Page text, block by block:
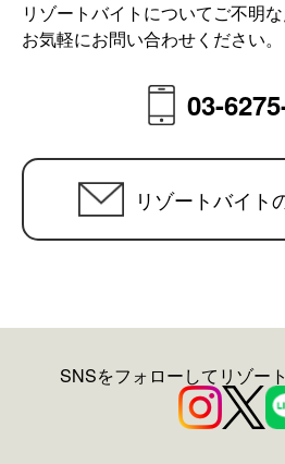
リゾートバイトについてご不明
お気軽にお問い合わせください。
03-
リゾートバイト
SNSをフォローしてリゾー